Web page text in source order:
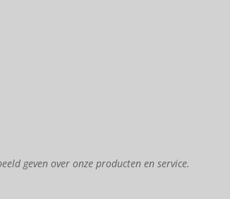
geven over onze producten en service.